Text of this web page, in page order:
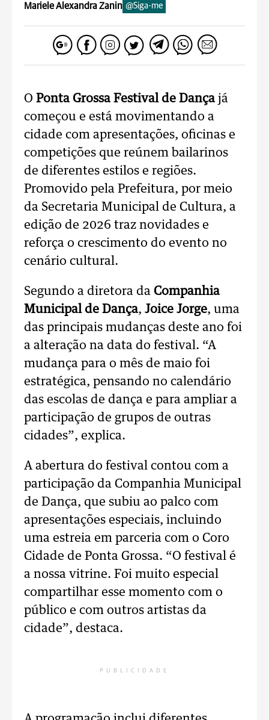
Mariele Alexandra Zanin @Siga-me
O Ponta Grossa Festival de Dançajá
começou e está movimentando a
cidade com apresentações, oficinas e
competições que reúnem bailarinos
de diferentes estilos e regiões.
Promovido pela Prefeitura, por meio
da Secretaria Municipal de Cultura, a
edição de 2026 traz novidades e
reforça o crescimento do evento no
cenário cultural.
Segundo a diretora da Companhia
Municipal de Dança, Joice Jorge, uma
das principais mudanças deste ano foi
a alteração na data do festival. “A
mudança para o mês de maio foi
estratégica, pensando no calendário
das escolas de dança e para ampliar a
participação de grupos de outras
cidades”, explica.
A abertura do festival contou com a
participação da Companhia Municipal
de Dança, que subiu ao palco com
apresentações especiais, incluindo
uma estreia em parceria com o Coro
Cidade de Ponta Grossa. “O festival é
a nossa vitrine. Foi muito especial
compartilhar esse momento com o
público e com outros artistas da
cidade”, destaca.
PUBLICIDADE